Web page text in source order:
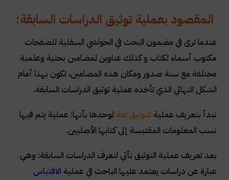
المقصود بعملية توثيق الدراسات السابقة:
عندما ترى في مضمون البحث في الحواشي السفلية للصفحات
مكتوب أسماء لكتاب و كذلك عناوين لمضامين بحثية وعلمية
مختلفة مع سنة صدور ومكان هذه المضامين، تكون بهذا أمام
الشكل النهائي الذي تأخذه عملية توثيق الدراسات السابقة.
نبدأ بتعريف عملية التوثيق لغة لوحدها بأنها: عملية يتم فيها
نسب المعلومات المقتبسة إلى كتابها الأصليين.
بعد تعريف عملية التوثيق نأتي لنعرف الدراسات السابقة: وهي
عبارة عن دراسات يعتمد عليها الباحث في عملية الاقتباس